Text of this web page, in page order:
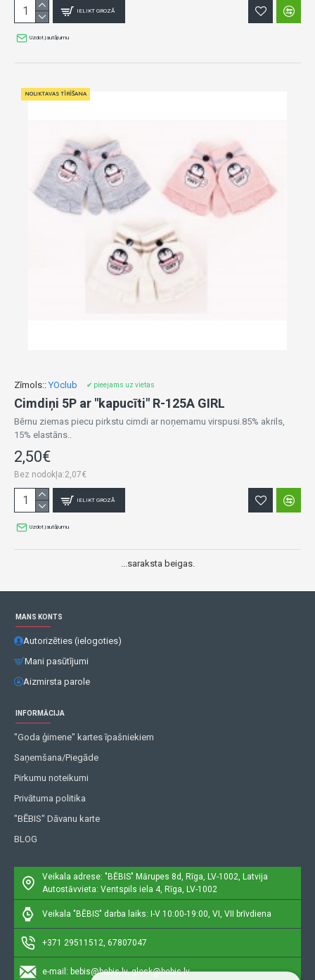
IELIKT GROZĀ
Uzdot jautājumu
NOLIKTAVAS TĪRĪŠANA
Zīmols:: YOclub ✔ pieejams uz vietas
Cimdiņi 5P ar "kapucīti" R-125A GIRL
Bērnu ziemas piecu pirkstu cimdi ar noņemamu virspusi.85% akrils,
15% elastāns..
2,50€
Bez nodokļa:2,07€
IELIKT GROZĀ
Uzdot jautājumu
...saraksta beigas.
MANS KONTS
Autorizēties (ielogoties)
Mani pasūtījumi
Aizmirsta parole
INFORMĀCIJA
"Goda ģimene" kartes īpašniekiem
Saņemšana/Piegāde
Pirkumu noteikumi
Privātuma politika
"BĒBIS" Dāvanu karte
BLOG
Veikala adrese: "BĒBIS" Mārupes 8d, Rīga, LV-1002, Latvija
Autostāvvieta: Ventspils iela 4, Rīga, LV-1002
Veikala "BĒBIS" darba laiks: I-V 10:00-19:00, VI, VII brīvdiena
+371 29511512, 67807047
e-mail: bebis@bebis.lv, glosk@bebis.lv